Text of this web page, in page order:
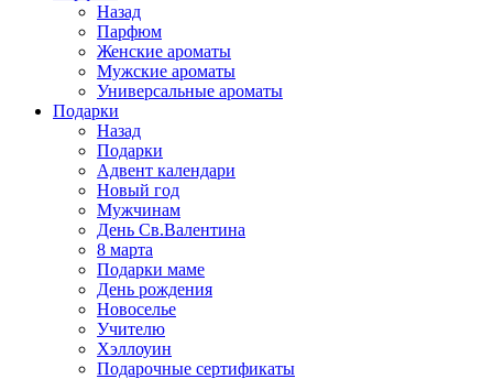
Назад
Парфюм
Женские ароматы
Мужские ароматы
Универсальные ароматы
Подарки
Назад
Подарки
Адвент календари
Новый год
Мужчинам
День Св.Валентина
8 марта
Подарки маме
День рождения
Новоселье
Учителю
Хэллоуин
Подарочные сертификаты